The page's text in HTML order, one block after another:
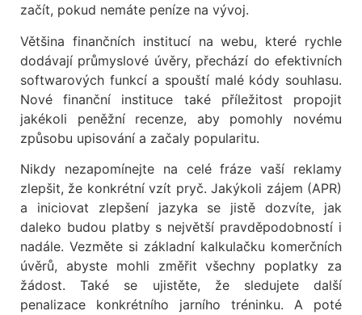
začít, pokud nemáte peníze na vývoj.
Většina finančních institucí na webu, které rychle
dodávají průmyslové úvěry, přechází do efektivních
softwarových funkcí a spouští malé kódy souhlasu.
Nové finanční instituce také příležitost propojit
jakékoli peněžní recenze, aby pomohly novému
způsobu upisování a začaly popularitu.
Nikdy nezapomínejte na celé fráze vaší reklamy
zlepšit, že konkrétní vzít pryč. Jakýkoli zájem (APR)
a iniciovat zlepšení jazyka se jistě dozvíte, jak
daleko budou platby s největší pravděpodobností i
nadále. Vezměte si základní kalkulačku komerčních
úvěrů, abyste mohli změřit všechny poplatky za
žádost. Také se ujistěte, že sledujete další
penalizace konkrétního jarního tréninku. A poté